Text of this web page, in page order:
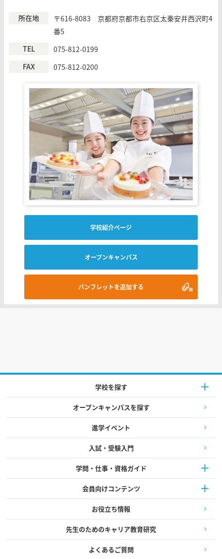
所在地
〒616-8083 京都府京都市右京区太秦安井西沢町4
番5
TEL
075-812-0199
FAX
075-812-0200
学校紹介ページ
オープンキャンパス
パンフレットを追加する
学校を探す
オープンキャンパスを探す
進学イベント
入試・受験入門
学問・仕事・資格ガイド
会員向けコンテンツ
お役立ち情報
先生のためのキャリア教育研究
よくあるご質問